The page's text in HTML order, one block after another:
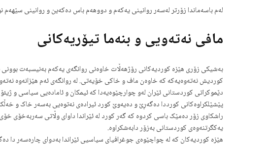
لەم باسەماندا زۆرتر لەسەر روانینی یەکەم و دووهەم باس دەکەین و روانینی
مافی نەتەویی و بنەما تیۆریەکانی
بەشیکی زۆری هێزە کوردیەکانی رۆژهەڵات خاوەنی روانگەی یەکەم بەنیسبەت بوونی
کوردیش نەتەوەیەکە کە خاوەن ماف و خاکی خۆیەتی. لە روانگەی ئەم هێزانەوە
دێموکراتی کوردستانی ئێران لەو چوارچێوەیەدا کە ئیمکان و ئامادەیی سیاسی و
پێشێلکراوەکانی کورددا دەگەڕێ و دەیەوێ کورد ئیرادەی نەتوەیی بەسەر خاک و
راشکاوی زۆر دەمێک باسی کردوە کە گەر کورد لە ئێراندا داوای وڵاتی سەربەخۆی
یەکگرتنەوەی کوردستانی بەزۆر دابەشکراوە.
هێزە کوردیەکان کە لە چواچێوەی جوغرافیای سیاسیی ئێراندا بەدوای چارەسەر دا